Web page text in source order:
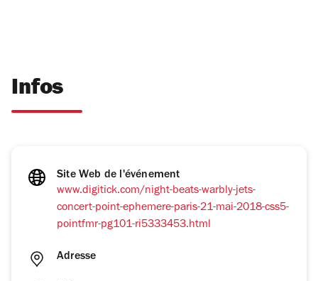
Infos
Site Web de l'événement
www.digitick.com/night-beats-warbly-jets-
concert-point-ephemere-paris-21-mai-2018-css5-
pointfmr-pg101-ri5333453.html
Adresse